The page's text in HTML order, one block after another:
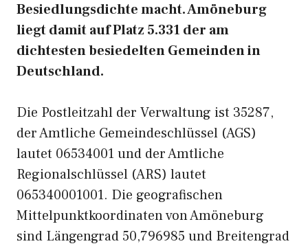
Besiedlungsdichte macht. Amöneburg
liegt damit auf Platz 5.331 der am
dichtesten besiedelten Gemeinden in
Deutschland.
Die Postleitzahl der Verwaltung ist 35287,
der Amtliche Gemeindeschlüssel (AGS)
lautet 06534001 und der Amtliche
Regionalschlüssel (ARS) lautet
065340001001. Die geografischen
Mittelpunktkoordinaten von Amöneburg
sind Längengrad 50,796985 und Breitengrad